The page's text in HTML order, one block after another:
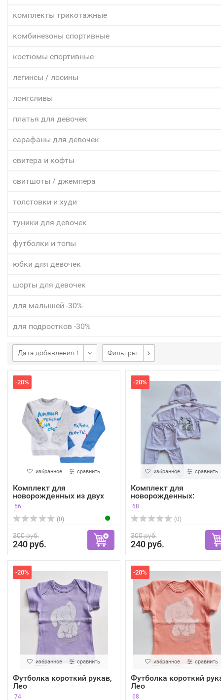
комплекты трикотажные
комбинезоны спортивные
костюмы спортивные
легинсы / лосины
лонгсливы
платья для девочек
сарафаны для девочек
свитера и кофты
свитшоты / джемпера
толстовки и худи
туники для девочек
футболки и топы
юбки для девочек
шорты для девочек
для малышей -30%
для подростков -30%
Дата добавления ↑ Фильтры
-20%
избранное сравнить
Комплект для
новорожденных из двух
футболок...
56
(0)
300 руб.
240 руб.
-20%
избранное сравнить
Комплект для
новорожденных:
Распашонка для ...
68
(0)
300 руб.
240 руб.
-20%
избранное сравнить
Футболка короткий рукав,
Лео
74
-20%
избранное сравнить
Футболка короткий
Лео
68